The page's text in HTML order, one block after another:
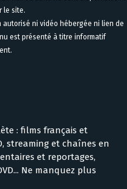
le site.
ni vidéo hébergée ni lien de
est présenté à titre informatif
: films français et
streaming et chaînes en
et reportages,
Ne manquez plus